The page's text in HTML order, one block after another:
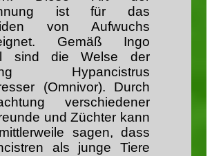
ist für das
von Aufwuchs
Gemäß Ingo
sind die Welse der
Hypancistrus
(Omnivor). Durch
verschiedener
und Züchter kann
sagen, dass
als junge Tiere